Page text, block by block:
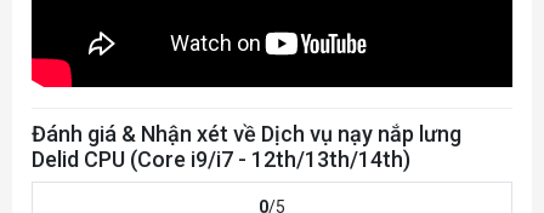
Đánh giá & Nhận xét về Dịch vụ nạy nắp lưng
Delid CPU (Core i9/i7 - 12th/13th/14th)
0/5